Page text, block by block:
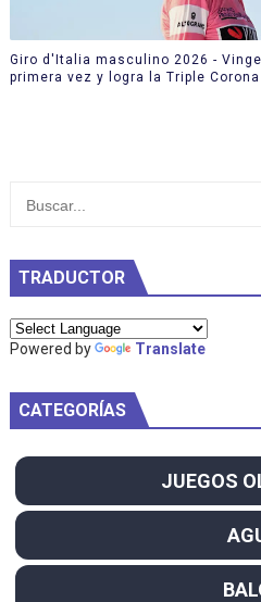
Giro d'Italia masculino 2026 -
primera vez y logra la Triple Corona
TRADUCTOR
Powered by Translate
CATEGORÍAS
JUEGOS